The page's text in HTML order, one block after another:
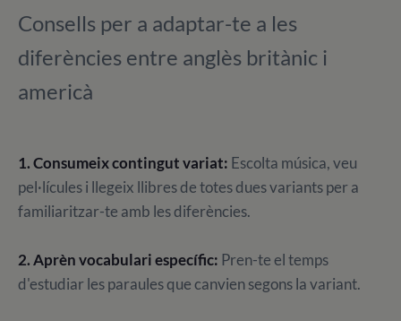
Consells per a adaptar-te a les
diferències entre anglès britànic i
americà
1. Consumeix contingut variat: Escolta música, veu
pel·lícules i llegeix llibres de totes dues variants per a
familiaritzar-te amb les diferències.
2. Aprèn vocabulari específic: Pren-te el temps
d'estudiar les paraules que canvien segons la variant.